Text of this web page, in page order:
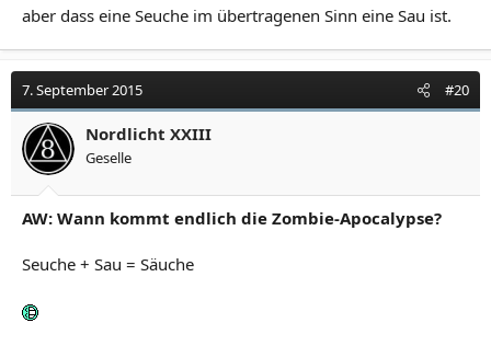
aber dass eine Seuche im übertragenen Sinn eine Sau ist.
7. September 2015 #20
Nordlicht XXIII
Geselle
AW: Wann kommt endlich die Zombie-Apocalypse?
Seuche + Sau = Säuche